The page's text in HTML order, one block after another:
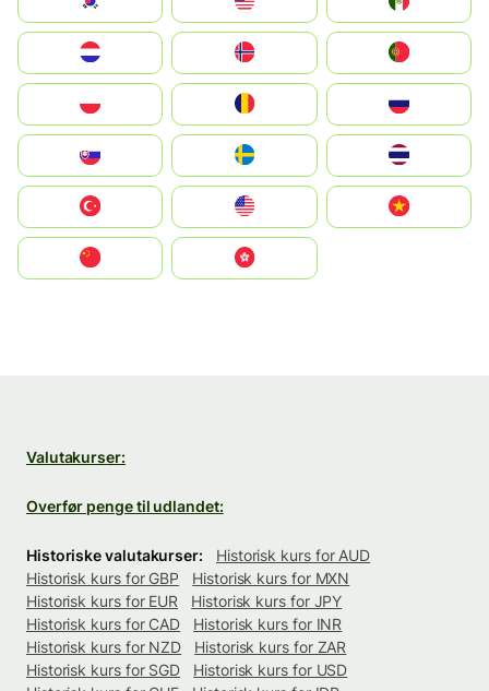
United States
中國香港特別行政區
Valutakurser:
Overfør penge til udlandet:
Historiske valutakurser:
Historisk kurs for AUD
Historisk kurs for GBP
Historisk kurs for MXN
Historisk kurs for EUR
Historisk kurs for JPY
Historisk kurs for CAD
Historisk kurs for INR
Historisk kurs for NZD
Historisk kurs for ZAR
Historisk kurs for SGD
Historisk kurs for USD